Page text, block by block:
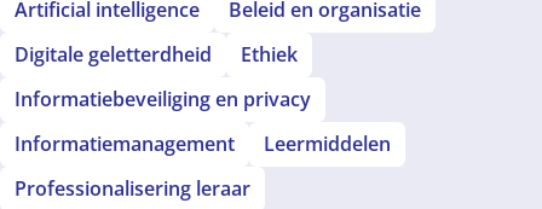
Artificial intelligence
Beleid en organisatie
Digitale geletterdheid
Ethiek
Informatiebeveiliging en privacy
Informatiemanagement
Leermiddelen
Professionalisering leraar